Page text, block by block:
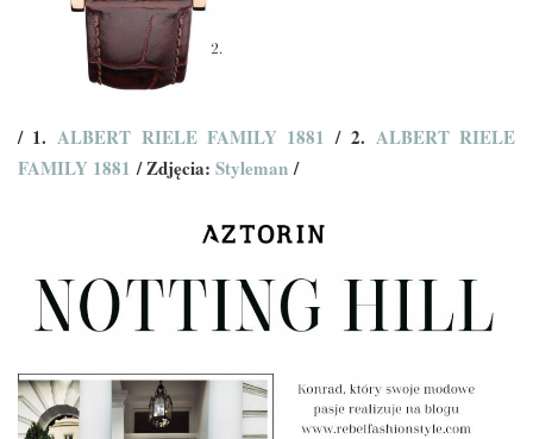
/ 1.ALBERT RIELE FAMILY 1881 / 2. ALBERT RIELE
FAMILY 1881 / Zdjęcia: Styleman/